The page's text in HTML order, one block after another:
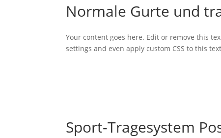
Normale Gurte und
Your content goes here. Edit or remove this
settings and even apply custom CSS to this
Sport-Tragesystem